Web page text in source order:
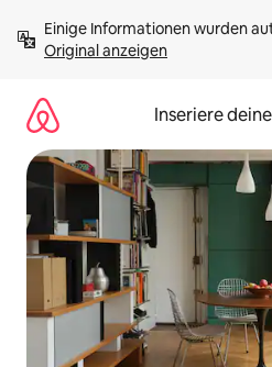
Inhalten
springenOriginal anzeigen
Inseriere